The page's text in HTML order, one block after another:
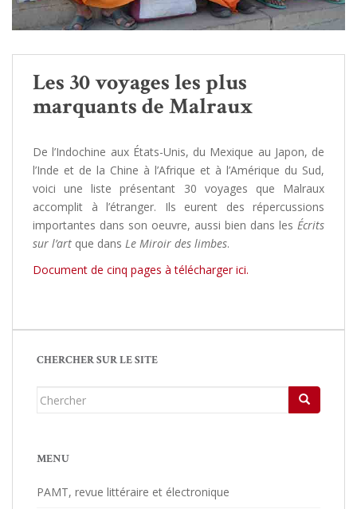
Les 30 voyages les plus
marquants de Malraux
De l’Indochine aux États-Unis, du Mexique au Japon, de
l’Inde et de la Chine à l’Afrique et à l’Amérique du Sud,
voici une liste présentant 30 voyages que Malraux
accomplit à l’étranger. Ils eurent des répercussions
importantes dans son oeuvre, aussi bien dans les Écrits
sur l’art que dans Le Miroir des limbes.
Document de cinq pages à télécharger ici.
CHERCHER SUR LE SITE
Chercher...
MENU
PAMT, revue littéraire et électronique